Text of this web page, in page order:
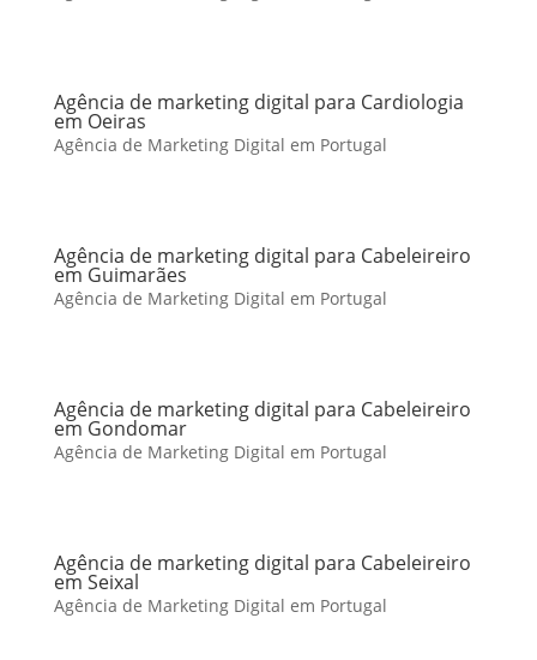
Agência de marketing digital para Cardiologia
em Oeiras
Agência de Marketing Digital em Portugal
Agência de marketing digital para Cabeleireiro
em Guimarães
Agência de Marketing Digital em Portugal
Agência de marketing digital para Cabeleireiro
em Gondomar
Agência de Marketing Digital em Portugal
Agência de marketing digital para Cabeleireiro
em Seixal
Agência de Marketing Digital em Portugal